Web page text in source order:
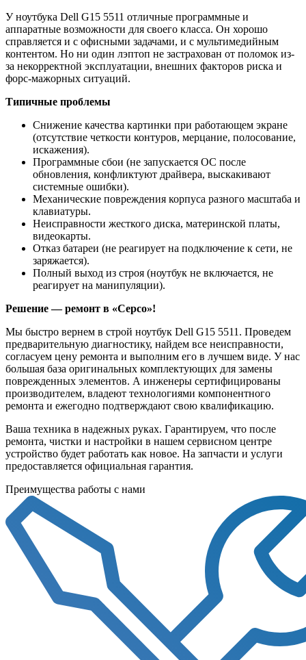
У ноутбука Dell G15 5511 отличные программные и
аппаратные возможности для своего класса. Он хорошо
справляется и с офисными задачами, и с мультимедийным
контентом. Но ни один лэптоп не застрахован от поломок из-
за некорректной эксплуатации, внешних факторов риска и
форс-мажорных ситуаций.
Типичные проблемы
Снижение качества картинки при работающем экране
(отсутствие четкости контуров, мерцание, полосование,
искажения).
Программные сбои (не запускается ОС после
обновления, конфликтуют драйвера, выскакивают
системные ошибки).
Механические повреждения корпуса разного масштаба и
клавиатуры.
Неисправности жесткого диска, материнской платы,
видеокарты.
Отказ батареи (не реагирует на подключение к сети, не
заряжается).
Полный выход из строя (ноутбук не включается, не
реагирует на манипуляции).
Решение — ремонт в «Серсо»!
Мы быстро вернем в строй ноутбук Dell G15 5511. Проведем
предварительную диагностику, найдем все неисправности,
согласуем цену ремонта и выполним его в лучшем виде. У нас
большая база оригинальных комплектующих для замены
поврежденных элементов. А инженеры сертифицированы
производителем, владеют технологиями компонентного
ремонта и ежегодно подтверждают свою квалификацию.
Ваша техника в надежных руках. Гарантируем, что после
ремонта, чистки и настройки в нашем сервисном центре
устройство будет работать как новое. На запчасти и услуги
предоставляется официальная гарантия.
Преимущества работы с нами